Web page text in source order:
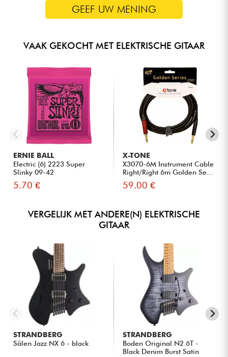
GEEF UW MENING
VAAK GEKOCHT MET ELEKTRISCHE GITAAR
ERNIE BALL
Electric (6) 2223 Super
Slinky 09-42
5.70 €
X-TONE
X3070-6M Instrument Cable
Right/Right 6m Golden Se...
59.00 €
VERGELIJK MET ANDERE(N) ELEKTRISCHE
GITAAR
STRANDBERG
Sälen Jazz NX 6 - black
STRANDBERG
Boden Original N2.6T -
Black Denim Burst Satin